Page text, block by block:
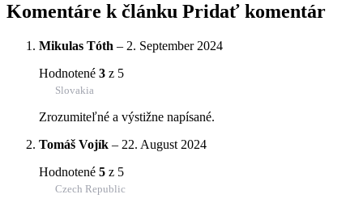
Komentáre k článku Pridať komentár
Mikulas Tóth – 2. September 2024
Hodnotené 3 z 5
Slovakia
Zrozumiteľné a výstižne napísané.
Tomáš Vojík – 22. August 2024
Hodnotené 5 z 5
Czech Republic